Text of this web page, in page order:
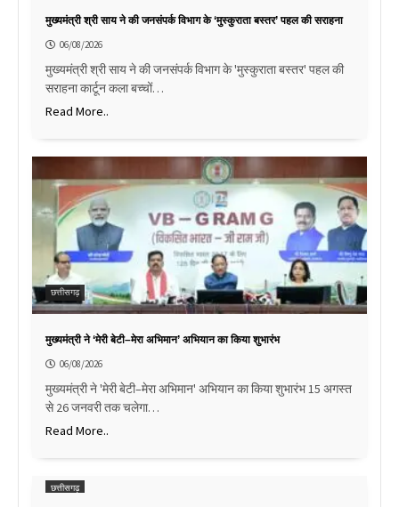
मुख्यमंत्री श्री साय ने की जनसंपर्क विभाग के ‘मुस्कुराता बस्तर’ पहल की सराहना
06/08/2026
मुख्यमंत्री श्री साय ने की जनसंपर्क विभाग के 'मुस्कुराता बस्तर' पहल की
सराहना कार्टून कला बच्चों…
Read More..
छत्तीसगढ़
मुख्यमंत्री ने ‘मेरी बेटी–मेरा अभिमान’ अभियान का किया शुभारंभ
06/08/2026
मुख्यमंत्री ने 'मेरी बेटी–मेरा अभिमान' अभियान का किया शुभारंभ 15 अगस्त
से 26 जनवरी तक चलेगा…
Read More..
छत्तीसगढ़